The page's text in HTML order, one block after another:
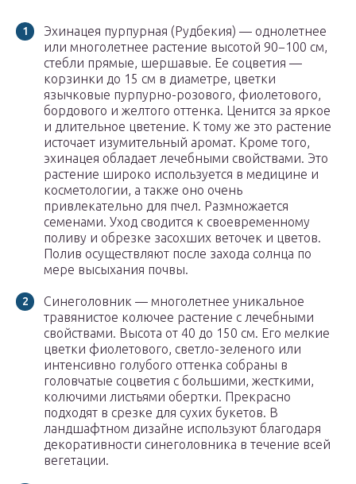
Эхинацея пурпурная (Рудбекия) — однолетнее
или многолетнее растение высотой 90−100 см,
стебли прямые, шершавые. Ее соцветия —
корзинки до 15 см в диаметре, цветки
язычковые пурпурно-розового, фиолетового,
бордового и желтого оттенка. Ценится за яркое
и длительное цветение. К тому же это растение
источает изумительный аромат. Кроме того,
эхинацея обладает лечебными свойствами. Это
растение широко используется в медицине и
косметологии, а также оно очень
привлекательно для пчел. Размножается
семенами. Уход сводится к своевременному
поливу и обрезке засохших веточек и цветов.
Полив осуществляют после захода солнца по
мере высыхания почвы.
Синеголовник — многолетнее уникальное
травянистое колючее растение с лечебными
свойствами. Высота от 40 до 150 см. Его мелкие
цветки фиолетового, светло-зеленого или
интенсивно голубого оттенка собраны в
головчатые соцветия с большими, жесткими,
колючими листьями обертки. Прекрасно
подходят в срезке для сухих букетов. В
ландшафтном дизайне используют благодаря
декоративности синеголовника в течение всей
вегетации.